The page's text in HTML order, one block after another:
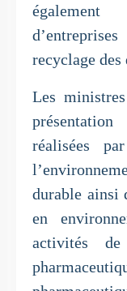
recyclage des
Les
réalisées
durable ainsi
en
activités de